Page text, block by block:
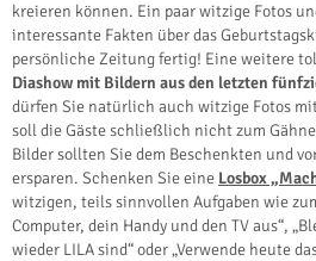
kreieren können. Ein paar witzige Fotos
interessante Fakten über das
persönliche Zeitung fertig! Eine weitere
Diashow mit Bildern aus den letzten
dürfen Sie natürlich auch witzige Fotos
soll die Gäste schließlich nicht zum
Bilder sollten Sie dem Beschenkten und
ersparen. Schenken Sie eine Losbox
witzigen, teils sinnvollen Aufgaben wie
Computer, dein Handy und den TV aus“,
wieder LILA sind“ oder „Verwende heute